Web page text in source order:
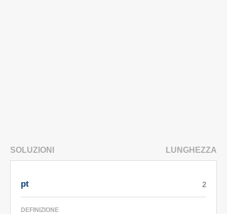
SOLUZIONI LUNGHEZZA
pt
DEFINIZIONE
2